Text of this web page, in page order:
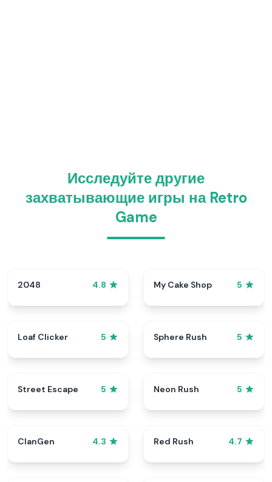
Исследуйте другие
захватывающие игры на Retro
Game
2048 4.8 My Cake Shop 5
Loaf Clicker 5 Sphere Rush 5
Street Escape 5 Neon Rush 5
ClanGen 4.3 Red Rush 4.7